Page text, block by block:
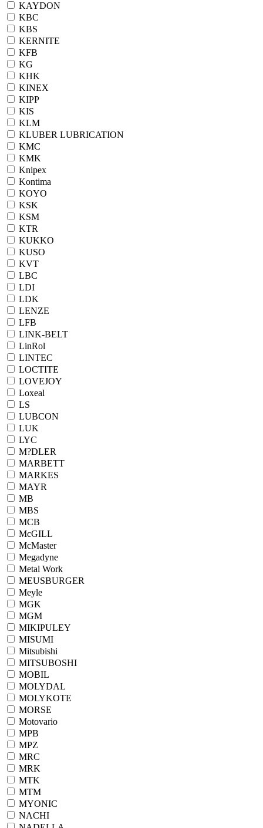
KAYDON
KBC
KBS
KERNITE
KFB
KG
KHK
KINEX
KIPP
KIS
KLM
KLUBER LUBRICATION
KMC
KMK
Knipex
Kontima
KOYO
KSK
KSM
KTR
KUKKO
KUSO
KVT
LBC
LDI
LDK
LENZE
LFB
LINK-BELT
LinRol
LINTEC
LOCTITE
LOVEJOY
Loxeal
LS
LUBCON
LUK
LYC
M?DLER
MARBETT
MARKES
MAYR
MB
MBS
MCB
McGILL
McMaster
Megadyne
Metal Work
MEUSBURGER
Meyle
MGK
MGM
MIKIPULEY
MISUMI
Mitsubishi
MITSUBOSHI
MOBIL
MOLYDAL
MOLYKOTE
MORSE
Motovario
MPB
MPZ
MRC
MRK
MTK
MTM
MYONIC
NACHI